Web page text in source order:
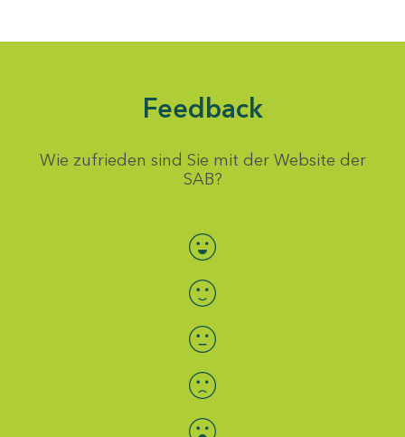
Feedback
Wie zufrieden sind Sie mit der Website der
SAB?
Bewertung auswählen